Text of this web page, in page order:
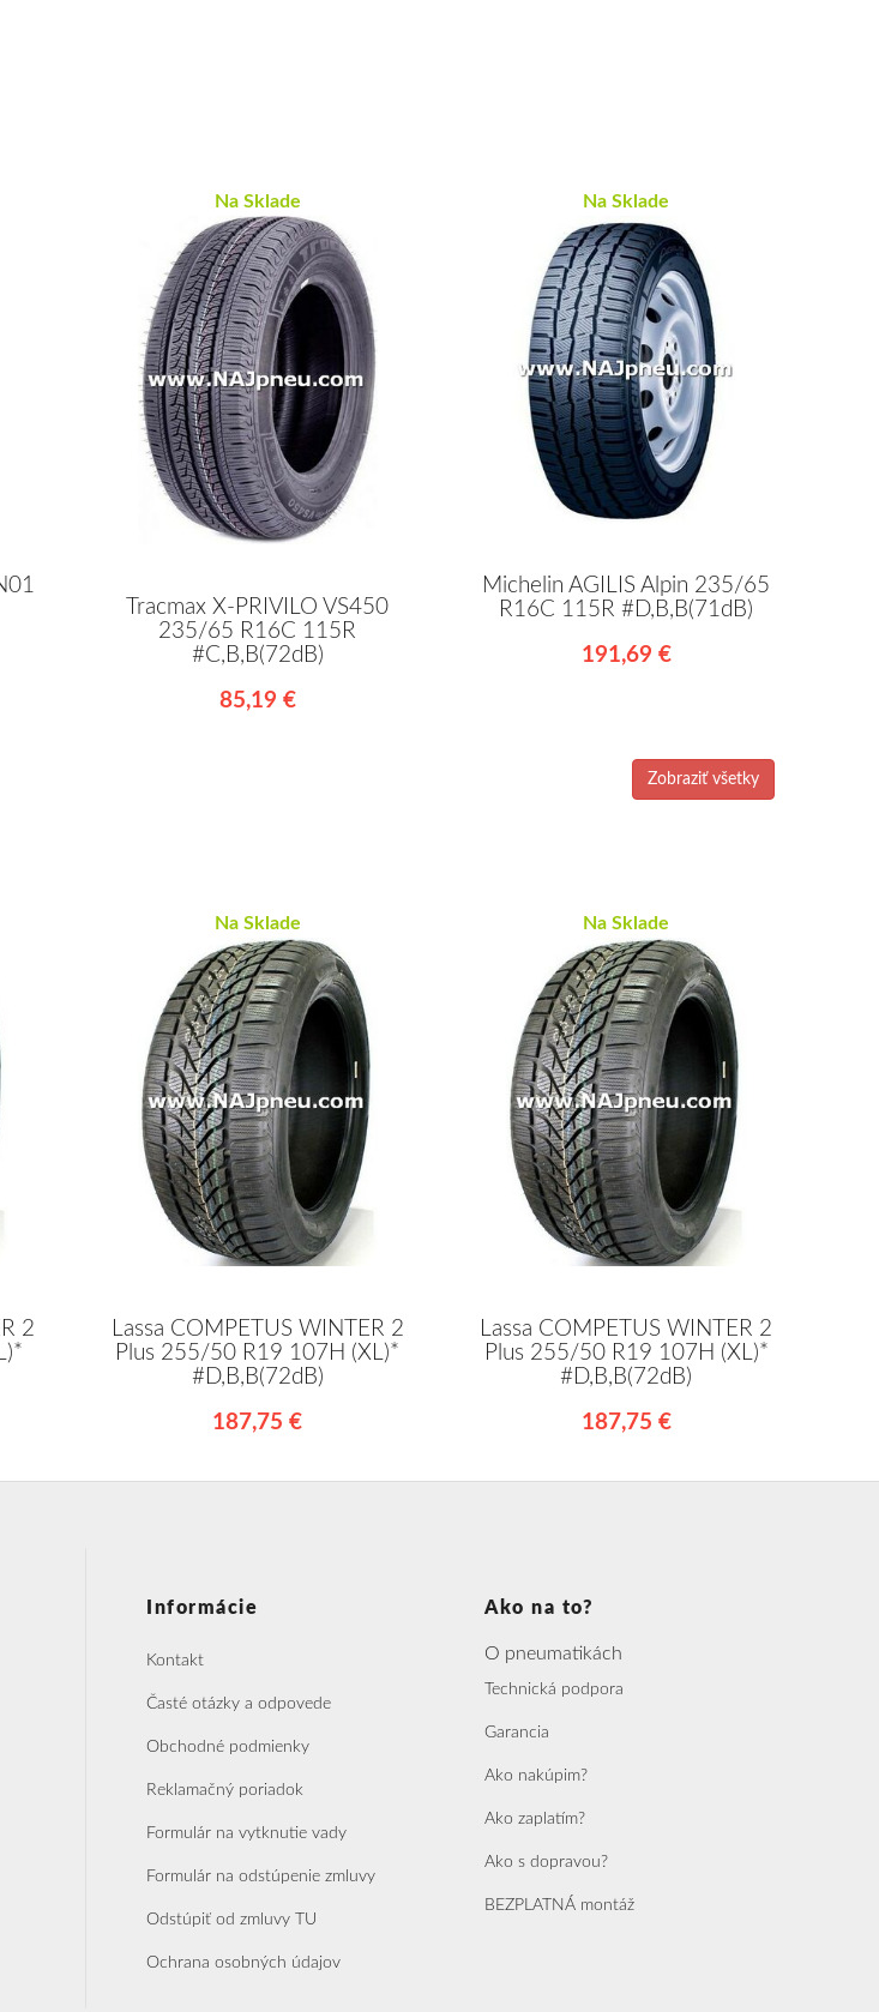
Na Sklade
Tracmax X-PRIVILO VS450
235/65 R16C 115R
#C,B,B(72dB)
85,19 €
Na Sklade
Michelin AGILIS Alpin 235/65
R16C 115R #D,B,B(71dB)
191,69 €
Zobraziť všetky
2
Na Sklade
Lassa COMPETUS WINTER 2
Plus 255/50 R19 107H (XL)*
#D,B,B(72dB)
187,75 €
Na Sklade
Lassa COMPETUS WINTER 2
Plus 255/50 R19 107H (XL)*
#D,B,B(72dB)
187,75 €
Informácie
Kontakt
Časté otázky a odpovede
Obchodné podmienky
Reklamačný poriadok
Formulár na vytknutie vady
Formulár na odstúpenie zmluvy
Odstúpiť od zmluvy TU
Ochrana osobných údajov
Ako na to?
O pneumatikách
Technická podpora
Garancia
Ako nakúpim?
Ako zaplatím?
Ako s dopravou?
BEZPLATNÁ montáž